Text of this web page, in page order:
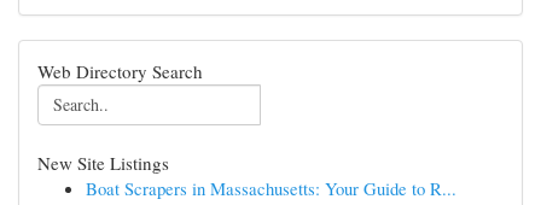
Web Directory Search
New Site Listings
Boat Scrapers in Massachusetts: Your Guide to R...